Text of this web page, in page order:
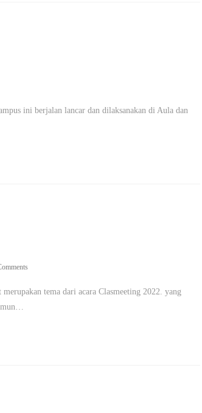
ini berjalan lancar dan dilaksanakan di Aula dan
tema dari acara Clasmeeting 2022. yang